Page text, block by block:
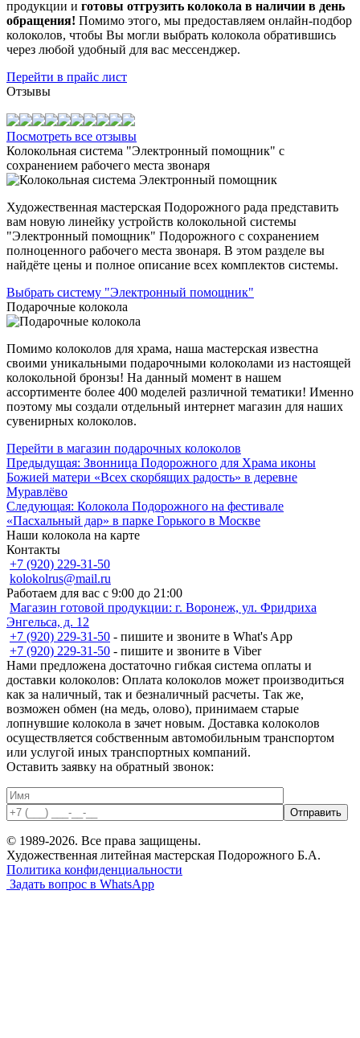
продукции и готовы отгрузить колокола в наличии в день
обращения! Помимо этого, мы предоставляем онлайн-подбор
колоколов, чтобы Вы могли выбрать колокола обратившись
через любой удобный для вас мессенджер.
Перейти в прайс лист
Отзывы
Посмотреть все отзывы
Колокольная система "Электронный помощник" с
сохранением рабочего места звонаря
Художественная мастерская Подорожного рада представить
вам новую линейку устройств колокольной системы
"Электронный помощник" Подорожного с сохранением
полноценного рабочего места звонаря. В этом разделе вы
найдёте цены и полное описание всех комплектов системы.
Выбрать систему "Электронный помощник"
Подарочные колокола
Помимо колоколов для храма, наша мастерская известна
своими уникальными подарочными колоколами из настоящей
колокольной бронзы! На данный момент в нашем
ассортименте более 400 моделей различной тематики! Именно
поэтому мы создали отдельный интернет магазин для наших
сувенирных колоколов.
Перейти в магазин подарочных колоколов
Навигация
по
записям
Предыдущая: Звонница Подорожного для Храма иконы
Божией матери «Всех скорбящих радость» в деревне
Муравлёво
Следующая: Колокола Подорожного на фестивале
«Пасхальный дар» в парке Горького в Москве
Наши колокола на карте
Контакты
+7 (920) 229-31-50
kolokolrus@mail.ru
Работаем для вас с 9:00 до 21:00
Магазин готовой продукции: г. Воронеж, ул. Фридриха
Энгельса, д. 12
+7 (920) 229-31-50 - пишите и звоните в What's App
+7 (920) 229-31-50 - пишите и звоните в Viber
Нами предложена достаточно гибкая система оплаты и
доставки колоколов: Оплата колоколов может производиться
как за наличный, так и безналичный расчеты. Так же,
возможен обмен (на медь, олово), принимаем старые
лопнувшие колокола в зачет новым. Доставка кoлoкoлов
осуществляется собственным автомобильным транспортом
или услугой иных транспортных компаний.
Оставить заявку на обратный звонок:
© 1989-2026. Все права защищены.
Художественная литейная мастерская Пoдорожного Б.А.
Политика конфиденциальности
Задать вопрос в WhatsApp